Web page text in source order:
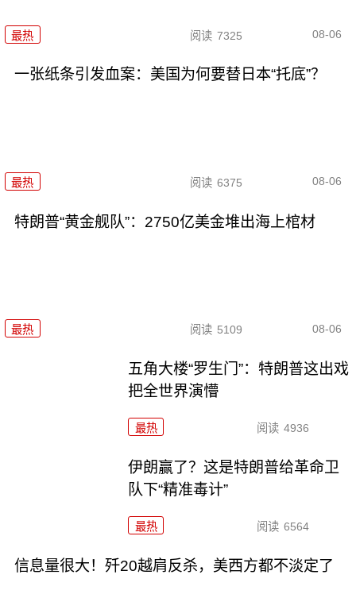
最热 阅读 7325 08-06
一张纸条引发血案：美国为何要替日本“托底”？
最热 阅读 6375 08-06
特朗普“黄金舰队”：2750亿美金堆出海上棺材
最热 阅读 5109 08-06
五角大楼“罗生门”：特朗普这出戏
把全世界演懵
最热 阅读 4936
伊朗赢了？这是特朗普给革命卫
队下“精准毒计”
最热 阅读 6564
信息量很大！歼20越肩反杀，美西方都不淡定了